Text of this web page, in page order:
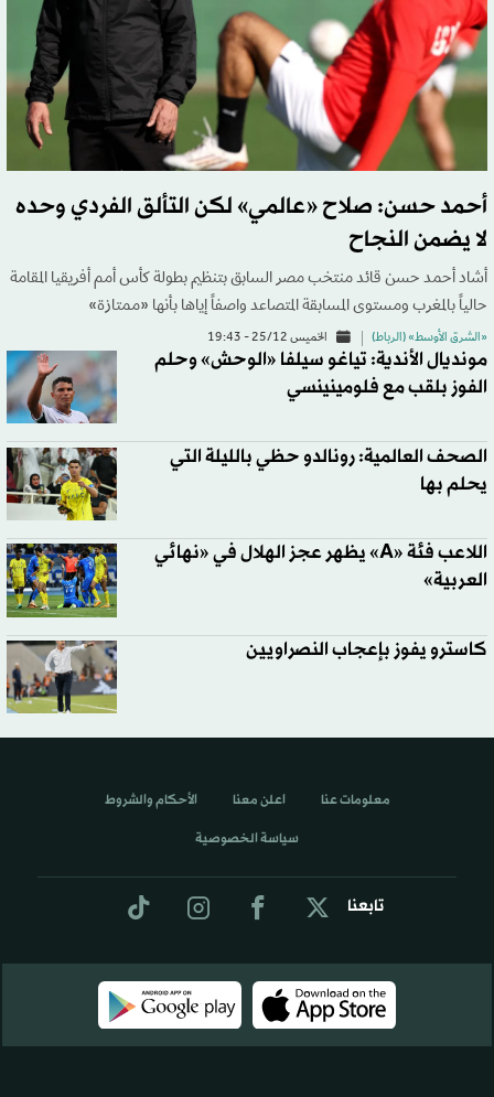
أحمد حسن: صلاح «عالمي» لكن التألق الفردي وحده
لا يضمن النجاح
أشاد أحمد حسن قائد منتخب مصر السابق بتنظيم بطولة كأس أمم أفريقيا المقامة
حالياً بالمغرب ومستوى المسابقة المتصاعد واصفاً إياها بأنها «ممتازة»
«الشرق الأوسط» (الرباط) الخميس 25/12 - 19:43
مونديال الأندية: تياغو سيلفا «الوحش» وحلم
الفوز بلقب مع فلومينينسي
الصحف العالمية: رونالدو حظي بالليلة التي
يحلم بها
اللاعب فئة «A» يظهر عجز الهلال في «نهائي
العربية»
كاسترو يفوز بإعجاب النصراويين
تابعنا
معلومات عنا اعلن معنا الأحكام والشروط
سياسة الخصوصية